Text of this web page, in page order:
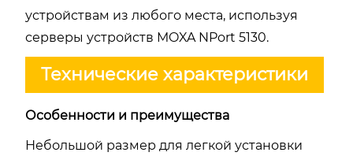
устройствам из любого места, используя
серверы устройств MOXA NPort 5130.
Технические характеристики
Особенности и преимущества
Небольшой размер для легкой установки